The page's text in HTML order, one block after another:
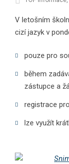
V letošním
cizí jazyk v
pouze pro
během
zástupce a
registrace
lze využít